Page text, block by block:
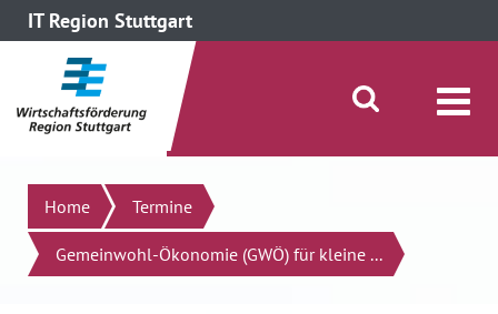
IT Region Stuttgart
direkt zum Inhalt dieser Seite
direkt zum Menü springen
Suche öffnen/schließen
Suchen
Home Termine
Gemeinwohl-Ökonomie (GWÖ) für kleine ...